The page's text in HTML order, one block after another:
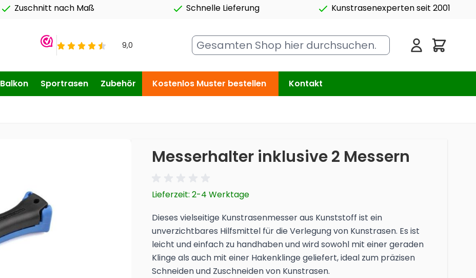
Zuschnitt nach Maß Schnelle Lieferung
Kunstrasenexperten seit 2001
Gesamten Shop hier durchsuchen...
Cart
Balkon Sportrasen Zubehör Kostenlos Muster bestellen Kontakt
Messerhalter inklusive 2 Messern
Lieferzeit: 2-4 Werktage
Dieses vielseitige Kunstrasenmesser aus Kunststoff ist ein
unverzichtbares Hilfsmittel für die Verlegung von Kunstrasen. Es ist
leicht und einfach zu handhaben und wird sowohl mit einer geraden
Klinge als auch mit einer Hakenklinge geliefert, ideal zum präzisen
Schneiden und Zuschneiden von Kunstrasen.